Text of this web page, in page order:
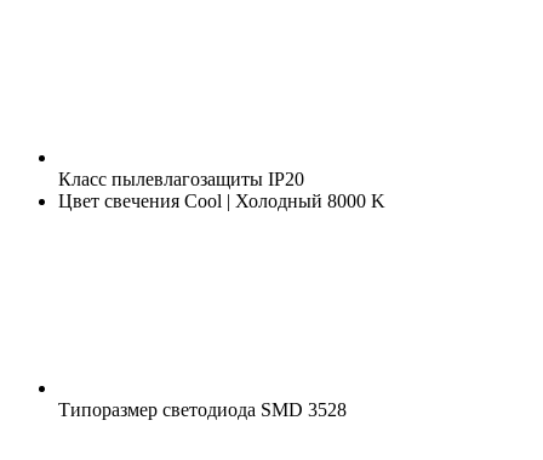
Класс пылевлагозащиты IP20
Цвет свечения Cool | Холодный 8000 K
Типоразмер светодиода SMD 3528